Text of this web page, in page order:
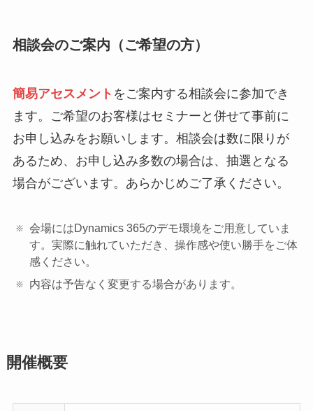
相談会のご案内（ご希望の方）
簡易アセスメント をご案内する相談会に参加でき
ます。ご希望のお客様はセミナーと併せて事前に
お申し込みをお願いします。相談会は数に限りが
あるため、お申し込み多数の場合は、抽選となる
場合がございます。あらかじめご了承ください。
会場にはDynamics 365のデモ環境をご用意していま
す。実際に触れていただき、操作感や使い勝手をご体
感ください。
内容は予告なく変更する場合があります。
開催概要